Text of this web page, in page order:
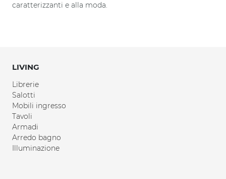
caratterizzanti e alla moda.
LIVING
Librerie
Salotti
Mobili ingresso
Tavoli
Armadi
Arredo bagno
Illuminazione